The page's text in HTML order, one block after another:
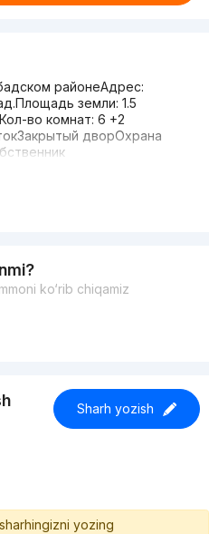
районеАдрес:
земли: 1.5
во комнат: 6 +2
дворОхрана
ko‘rib chiqamiz
Sharh yozish
yozing